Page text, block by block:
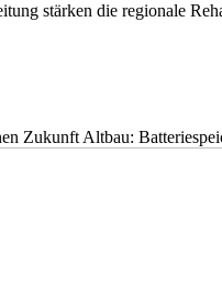
stärken die regionale
Zukunft Altbau: